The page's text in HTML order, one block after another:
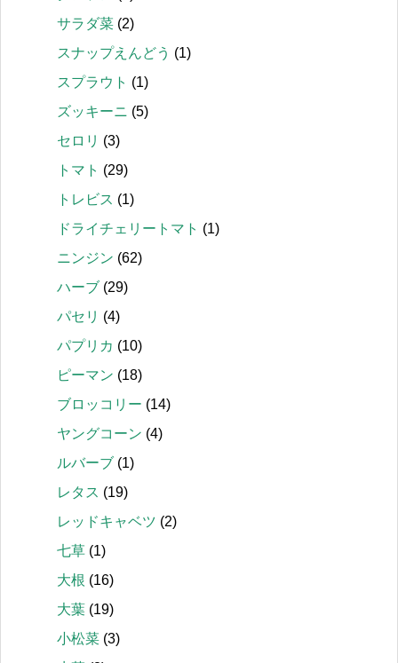
サラダ菜 (2)
スナップえんどう (1)
スプラウト (1)
ズッキーニ (5)
セロリ (3)
トマト (29)
トレビス (1)
ドライチェリートマト (1)
ニンジン (62)
ハーブ (29)
パセリ (4)
パプリカ (10)
ピーマン (18)
ブロッコリー (14)
ヤングコーン (4)
ルバーブ (1)
レタス (19)
レッドキャベツ (2)
七草 (1)
大根 (16)
大葉 (19)
小松菜 (3)